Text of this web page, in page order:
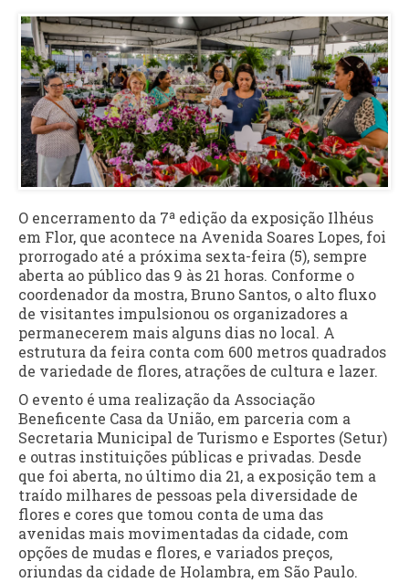
O encerramento da 7ª edição da exposição Ilhéus
em Flor, que acontece na Avenida Soares Lopes, foi
prorrogado até a próxima sexta-feira (5), sempre
aberta ao público das 9 às 21 horas. Conforme o
coordenador da mostra, Bruno Santos, o alto fluxo
de visitantes impulsionou os organizadores a
permanecerem mais alguns dias no local. A
estrutura da feira conta com 600 metros quadrados
de variedade de flores, atrações de cultura e lazer.
O evento é uma realização da Associação
Beneficente Casa da União, em parceria com a
Secretaria Municipal de Turismo e Esportes (Setur)
e outras instituições públicas e privadas. Desde
que foi aberta, no último dia 21, a exposição tem a
traído milhares de pessoas pela diversidade de
flores e cores que tomou conta de uma das
avenidas mais movimentadas da cidade, com
opções de mudas e flores, e variados preços,
oriundas da cidade de Holambra, em São Paulo.